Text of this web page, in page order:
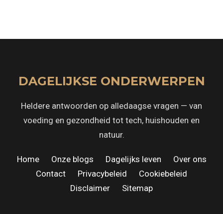
DAGELIJKSE ONDERWERPEN
Heldere antwoorden op alledaagse vragen — van
voeding en gezondheid tot tech, huishouden en
natuur.
Home Onze blogs Dagelijks leven
Over ons
Contact Privacybeleid Cookiebeleid
Disclaimer
Sitemap